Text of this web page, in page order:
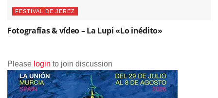
FESTIVAL DE JEREZ
Fotografías & vídeo – La Lupi «Lo inédito»
Please login to join discussion